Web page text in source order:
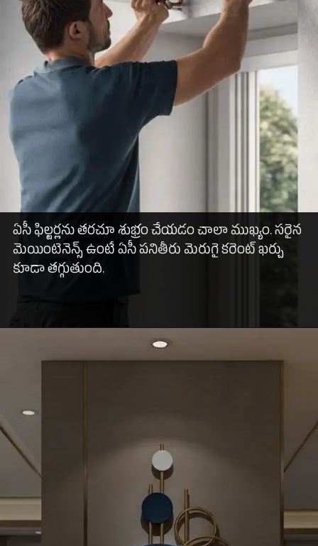
ఏసీ ఫిల్టర్లను తరచూ శుభ్రం చేయడం చాలా ముఖ్యం. సరైన
మెయింటెనెన్స్ ఉంటే ఏసీ పనితీరు మెరుగై కరెంట్ ఖర్చు
కూడా తగ్గుతుంది.